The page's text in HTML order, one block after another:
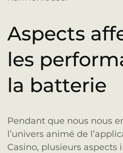
Aspects
les
la batterie
Pendant que nous nous
l’univers animé de
Casino, plusieurs aspects